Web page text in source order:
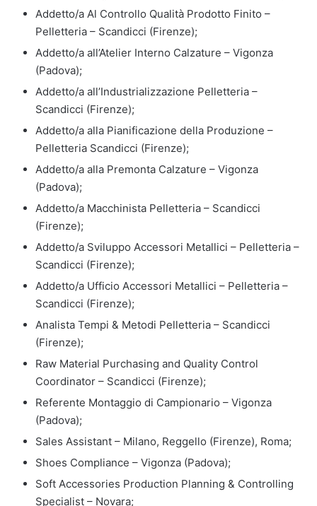
Addetto/a Al Controllo Qualità Prodotto Finito –
Pelletteria – Scandicci (Firenze);
Addetto/a all’Atelier Interno Calzature – Vigonza
(Padova);
Addetto/a all’Industrializzazione Pelletteria –
Scandicci (Firenze);
Addetto/a alla Pianificazione della Produzione –
Pelletteria Scandicci (Firenze);
Addetto/a alla Premonta Calzature – Vigonza
(Padova);
Addetto/a Macchinista Pelletteria – Scandicci
(Firenze);
Addetto/a Sviluppo Accessori Metallici – Pelletteria –
Scandicci (Firenze);
Addetto/a Ufficio Accessori Metallici – Pelletteria –
Scandicci (Firenze);
Analista Tempi & Metodi Pelletteria – Scandicci
(Firenze);
Raw Material Purchasing and Quality Control
Coordinator – Scandicci (Firenze);
Referente Montaggio di Campionario – Vigonza
(Padova);
Sales Assistant – Milano, Reggello (Firenze), Roma;
Shoes Compliance – Vigonza (Padova);
Soft Accessories Production Planning & Controlling
Specialist – Novara;